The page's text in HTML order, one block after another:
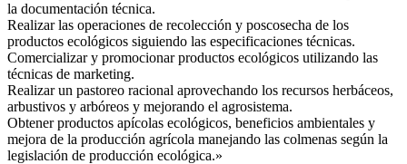
la documentación técnica.
Realizar las operaciones de recolección y poscosecha de los
productos ecológicos siguiendo las especificaciones técnicas.
Comercializar y promocionar productos ecológicos utilizando las
técnicas de marketing.
Realizar un pastoreo racional aprovechando los recursos herbáceos,
arbustivos y arbóreos y mejorando el agrosistema.
Obtener productos apícolas ecológicos, beneficios ambientales y
mejora de la producción agrícola manejando las colmenas según la
legislación de producción ecológica.»